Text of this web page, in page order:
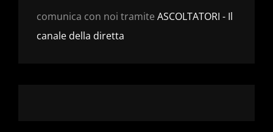
comunica con noi tramite ASCOLTATORI - Il
canale della diretta